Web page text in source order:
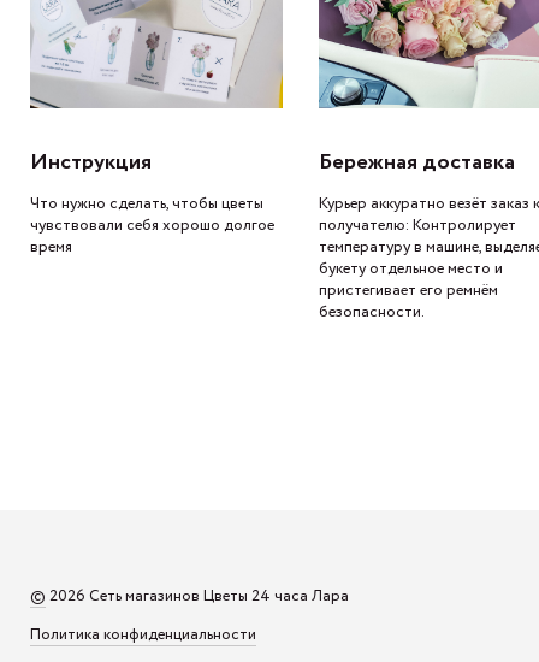
Инструкция
Что нужно сделать, чтобы цветы
чувствовали себя хорошо долгое
время
Бережная доставка
Курьер аккуратно везёт заказ к
получателю: Контролирует
температуру в машине,
букету отдельное место и
пристегивает его ремнём
безопасности.
© 2026 Сеть магазинов Цветы 24 часа Лара
Политика конфиденциальности